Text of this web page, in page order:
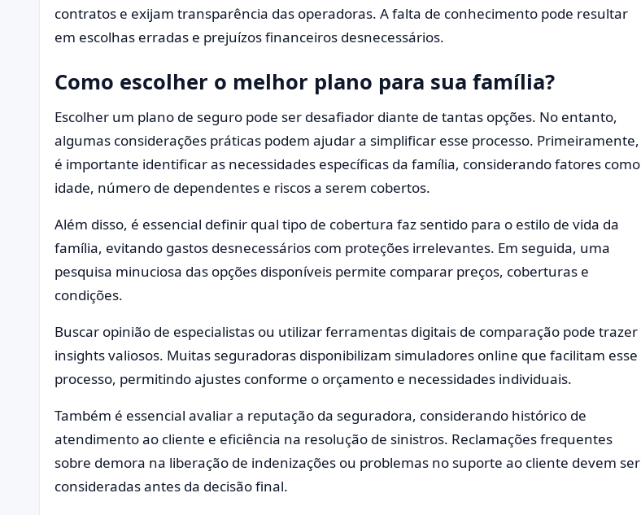
contratos e exijam transparência das operadoras. A falta de conhecimento pode resultar
em escolhas erradas e prejuízos financeiros desnecessários.
Como escolher o melhor plano para sua família?
Escolher um plano de seguro pode ser desafiador diante de tantas opções. No entanto,
algumas considerações práticas podem ajudar a simplificar esse processo. Primeiramente,
é importante identificar as necessidades específicas da família, considerando fatores como
idade, número de dependentes e riscos a serem cobertos.
Além disso, é essencial definir qual tipo de cobertura faz sentido para o estilo de vida da
família, evitando gastos desnecessários com proteções irrelevantes. Em seguida, uma
pesquisa minuciosa das opções disponíveis permite comparar preços, coberturas e
condições.
Buscar opinião de especialistas ou utilizar ferramentas digitais de comparação pode trazer
insights valiosos. Muitas seguradoras disponibilizam simuladores online que facilitam esse
processo, permitindo ajustes conforme o orçamento e necessidades individuais.
Também é essencial avaliar a reputação da seguradora, considerando histórico de
atendimento ao cliente e eficiência na resolução de sinistros. Reclamações frequentes
sobre demora na liberação de indenizações ou problemas no suporte ao cliente devem ser
consideradas antes da decisão final.